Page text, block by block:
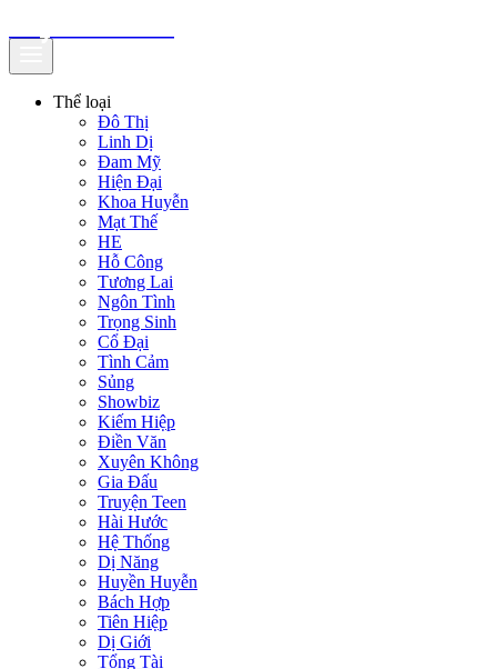
Thể loại
Đô Thị
Linh Dị
Đam Mỹ
Hiện Đại
Khoa Huyễn
Mạt Thế
HE
Hỗ Công
Tương Lai
Ngôn Tình
Trọng Sinh
Cổ Đại
Tình Cảm
Sủng
Showbiz
Kiếm Hiệp
Điền Văn
Xuyên Không
Gia Đấu
Truyện Teen
Hài Hước
Hệ Thống
Dị Năng
Huyền Huyễn
Bách Hợp
Tiên Hiệp
Dị Giới
Tổng Tài